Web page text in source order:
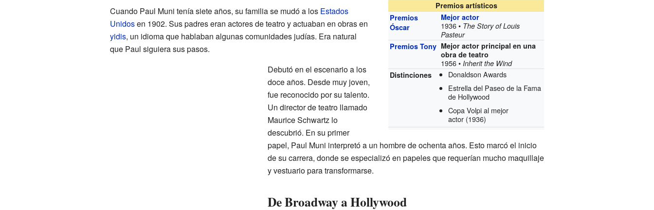
Premios artísticos
Premios
Óscar
Mejor actor
1936 • The Story of Louis
Pasteur
Premios Tony Mejor actor principal en una
obra de teatro
1956 • Inherit the Wind
Distinciones
Donaldson Awards
Estrella del Paseo de la Fama
de Hollywood
Copa Volpi al mejor
actor (1936)
Cuando Paul Muni tenía siete años, su familia se mudó a los Estados
Unidosen 1902. Sus padres eran actores de teatro y actuaban en obras en
yidis, un idioma que hablaban algunas comunidades judías. Era natural
que Paul siguiera sus pasos.
Debutó en el escenario a los
doce años. Desde muy joven,
fue reconocido por su talento.
Un director de teatro llamado
Maurice Schwartz lo
descubrió. En su primer
papel, Paul Muni interpretó a un hombre de ochenta años. Esto marcó el inicio
de su carrera, donde se especializó en papeles que requerían mucho maquillaje
y vestuario para transformarse.
De Broadway a Hollywood